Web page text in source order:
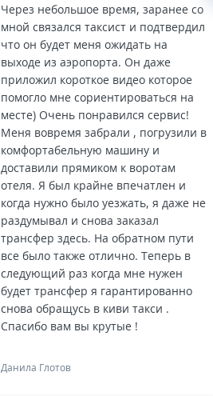
Через небольшое время, заранее со
мной связался таксист и подтвердил
что он будет меня ожидать на
выходе из аэропорта. Он даже
приложил короткое видео которое
помогло мне сориентироваться на
месте) Очень понравился сервис!
Меня вовремя забрали , погрузили в
комфортабельную машину и
доставили прямиком к воротам
отеля. Я был крайне впечатлен и
когда нужно было уезжать, я даже не
раздумывал и снова заказал
трансфер здесь. На обратном пути
все было также отлично. Теперь в
следующий раз когда мне нужен
будет трансфер я гарантированно
снова обращусь в киви такси .
Спасибо вам вы крутые !
Данила Глотов